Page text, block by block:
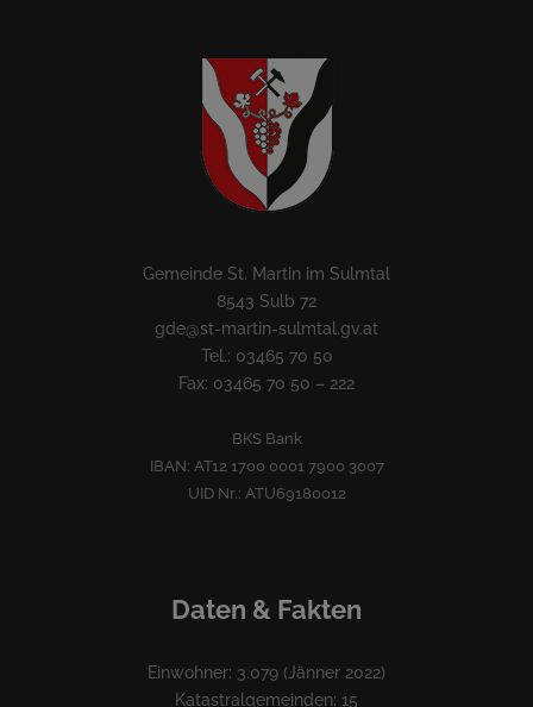
Gemeinde St. Martin im Sulmtal
8543 Sulb 72
gde@st-martin-sulmtal.gv.at
Tel.: 03465 70 50
Fax: 03465 70 50 – 222
BKS Bank
IBAN: AT12 1700 0001 7900 3007
UID Nr.: ATU69180012
Daten & Fakten
Einwohner: 3.079 (Jänner 2022)
Katastralgemeinden: 15